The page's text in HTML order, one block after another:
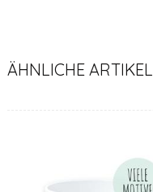
ÄHNLICHE ARTIKEL